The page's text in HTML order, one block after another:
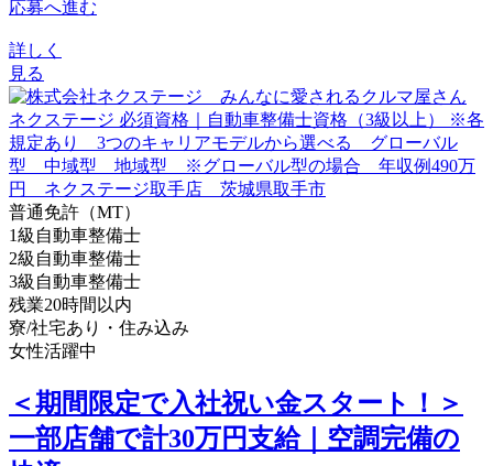
応募へ進む
詳しく
見る
普通免許（MT）
1級自動車整備士
2級自動車整備士
3級自動車整備士
残業20時間以内
寮/社宅あり・住み込み
女性活躍中
＜期間限定で入社祝い金スタート！＞
一部店舗で計30万円支給｜空調完備の